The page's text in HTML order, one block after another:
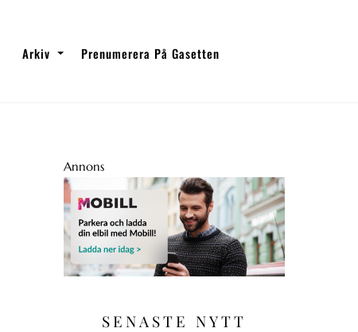
Arkiv Prenumerera På Gasetten
Annons
SENASTE NYTT